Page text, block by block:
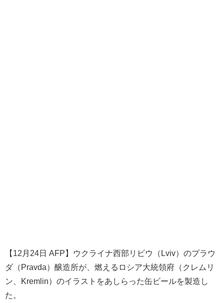
【12月24日 AFP】ウクライナ西部リビウ（Lviv）のプラウ
ダ（Pravda）醸造所が、燃えるロシア大統領府（クレムリ
ン、Kremlin）のイラストをあしらった缶ビールを製造し
た。